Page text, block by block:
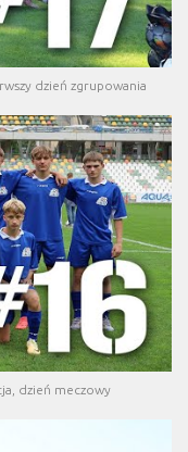
dzień zgrupowania
dzień meczowy